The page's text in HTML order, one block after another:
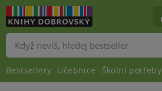
Vyhledávání
Bestsellery Učebnice Školní potřeby